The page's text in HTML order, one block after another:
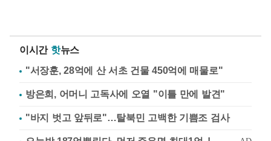
이시간 핫뉴스
"서장훈, 28억에 산 서초 건물 450억에 매물로"
방은희, 어머니 고독사에 오열 "이틀 만에 발견"
"바지 벗고 앞뒤로"…탈북민 고백한 기쁨조 검사